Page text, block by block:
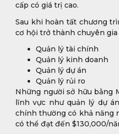
cấp có giá trị cao.
Sau khi hoàn tất chương
cơ hội trở thành chuyên
Quản lý tài chính
Quản lý kinh doanh
Quản lý dự án
Quản lý rủi ro
Những người sở hữu bằng
lĩnh vực như quản lý dự
chính thường có khả năng
có thể đạt đến $130,000/